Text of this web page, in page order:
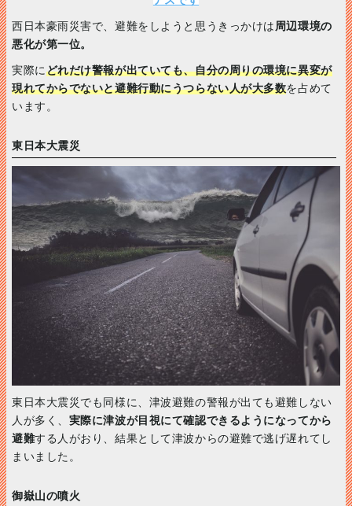
西日本豪雨災害で、避難をしようと思うきっかけは周辺環境の
悪化が第一位。
実際にどれだけ警報が出ていても、自分の周りの環境に異変が
現れてからでないと避難行動にうつらない人が大多数を占めて
います。
東日本大震災
東日本大震災でも同様に、津波避難の警報が出ても避難しない
人が多く、 実際に津波が目視にて確認できるようになってから
避難する人がおり、結果として津波からの避難で逃げ遅れてし
まいました。
御嶽山の噴火